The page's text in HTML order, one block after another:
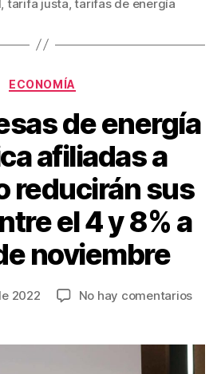
, tarifa justa,tarifas de energía
Categorías
ECONOMÍA
de energía
afiliadas a
reducirán sus
el 4 y 8% a
noviembre
2022 No hay comentariosen
de